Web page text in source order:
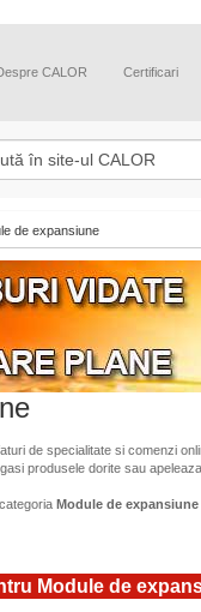
CALOR Certificari
de expansiune
de specialitate si comenzi
produsele dorite sau
Module de expansiune
Module de